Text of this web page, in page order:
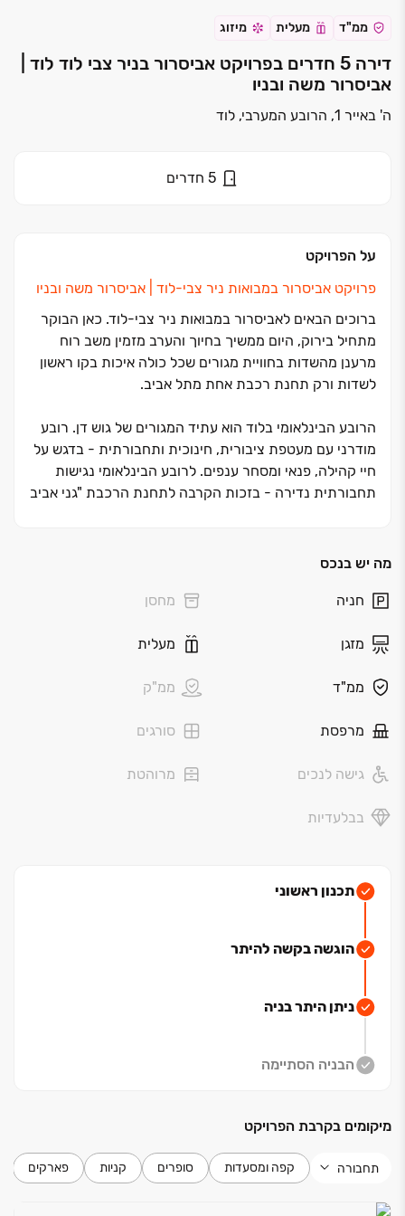
ממ"ד מעלית מיזוג
דירה 5 חדרים בפרויקט אביסרור בניר צבי לוד לוד |
אביסרור משה ובניו
ה' באייר 1, הרובע המערבי, לוד
5 חדרים
על הפרויקט
פרויקט אביסרור במבואות ניר צבי‏-לוד ‏| אביסרור משה ובניו
ברוכים הבאים לאביסרור במבואות ניר צבי-לוד. כאן הבוקר
מתחיל בירוק, היום ממשיך בחיוך והערב מזמין משב רוח
מרענן מהשדות בחוויית מגורים שכל כולה איכות בקו ראשון
לשדות ורק תחנת רכבת אחת מתל אביב.
הרובע הבינלאומי בלוד הוא עתיד המגורים של גוש דן. רובע
מודרני עם מעטפת ציבורית, חינוכית ותחבורתית - בדגש על
חיי קהילה, פנאי ומסחר ענפים. לרובע הבינלאומי נגישות
תחבורתית נדירה - בזכות הקרבה לתחנת הרכבת "גני אביב
ספר, מרכזי מסחר ותעסוקה, קאנטרי קלאב, שבילי אופניים ‏–
בנייני בוטיק מרהיבים בני ‏4-6 קומות עם מועדוני דיירים
מה יש בנכס
חניה מחסן
מזגן מעלית
ממ"ד ממ"ק
מרפסת סורגים
גישה לנכים מרוהטת
בבלעדיות
תכנון ראשוני
הוגשה בקשה להיתר
ניתן היתר בניה
הבניה הסתיימה
מיקומים בקרבת הפרויקט
תחבורה קפה ומסעדות סופרים קניות פארקים